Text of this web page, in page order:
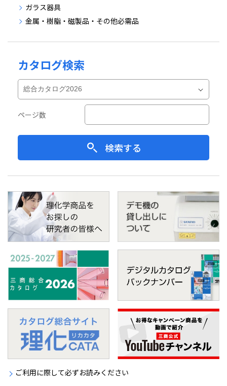
ガラス器具
金属・樹脂・磁製品・その他必需品
カタログ検索
ページ数
検索する
ご利用に際して必ずお読みください